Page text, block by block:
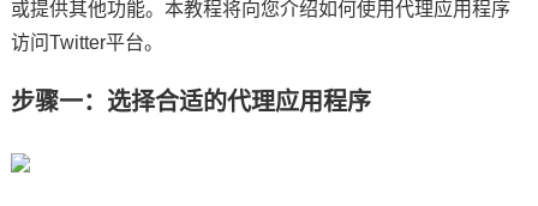
或提供其他功能。本教程将向您介绍如何使用代理应用程序
访问Twitter平台。
步骤一：选择合适的代理应用程序